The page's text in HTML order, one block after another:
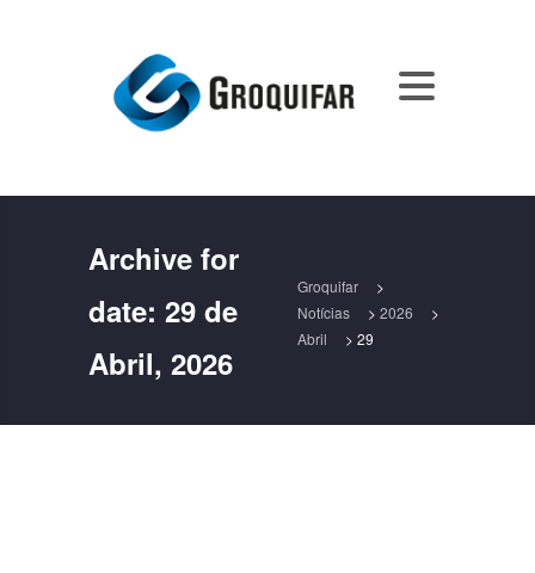
Archive for
date: 29 de
Abril, 2026
Groquifar
>
Notícias
>2026
>
Abril
>29